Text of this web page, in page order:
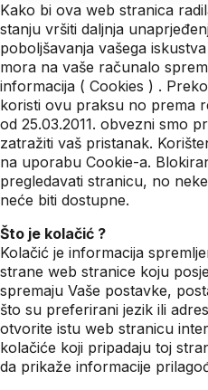
Kako bi ova web stranica
stanju vršiti daljnja
poboljšavanja vašega
mora na vaše računalo
informacija ( Cookies ) .
koristi ovu praksu no prema
od 25.03.2011. obvezni smo
zatražiti vaš pristanak.
na uporabu Cookie-a.
pregledavati stranicu, no
neće biti dostupne.
Što je kolačić ?
Kolačić je informacija
strane web stranice koju
spremaju Vaše postavke,
što su preferirani jezik ili
otvorite istu web stranicu
kolačiće koji pripadaju toj
da prikaže informacije